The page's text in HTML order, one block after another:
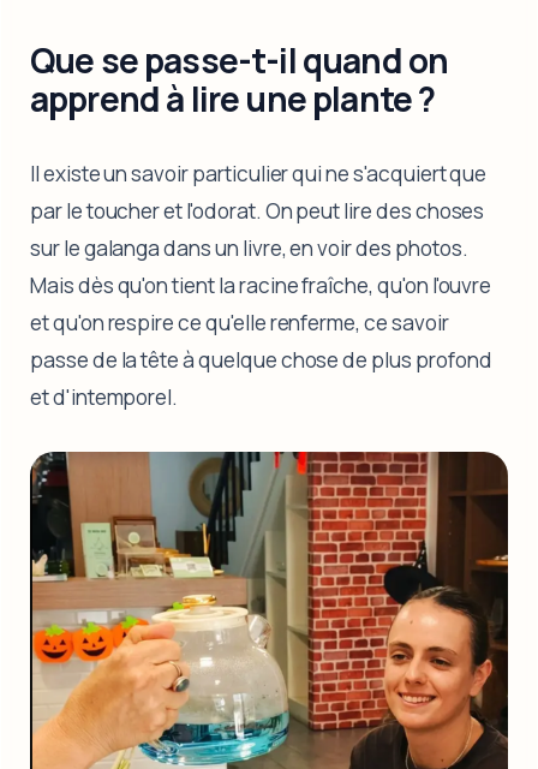
Que se passe-t-il quand on
apprend à lire une plante ?
Il existe un savoir particulier qui ne s'acquiert que
par le toucher et l'odorat. On peut lire des choses
sur le galanga dans un livre, en voir des photos.
Mais dès qu'on tient la racine fraîche, qu'on l'ouvre
et qu'on respire ce qu'elle renferme, ce savoir
passe de la tête à quelque chose de plus profond
et d'intemporel.